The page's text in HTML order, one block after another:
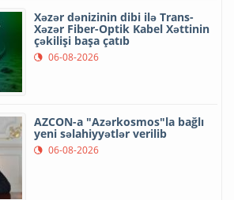
Xəzər dənizinin dibi ilə Trans-
Xəzər Fiber-Optik Kabel Xəttinin
çəkilişi başa çatıb
06-08-2026
AZCON-a "Azərkosmos"la bağlı
yeni səlahiyyətlər verilib
06-08-2026